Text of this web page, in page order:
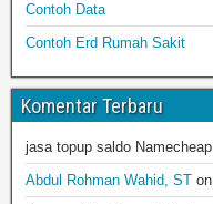
Contoh Data
Contoh Erd Rumah Sakit
Komentar Terbaru
jasa topup saldo Namecheap
Abdul Rohman Wahid, ST on